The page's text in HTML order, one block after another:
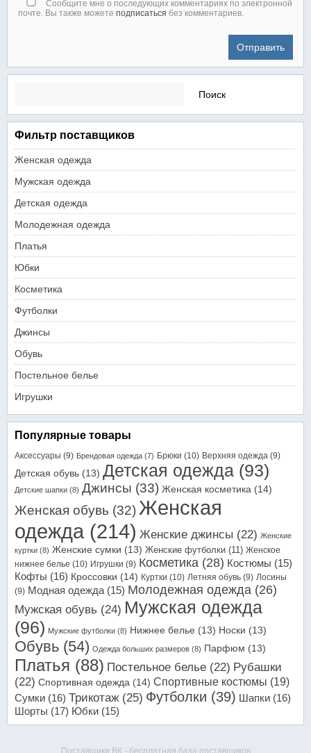
Сообщите мне о последующих комментариях по электронной
почте. Вы также можете подписаться без комментариев.
Найти:
Фильтр поставщиков
Женская одежда
Мужская одежда
Детская одежда
Молодежная одежда
Платья
Юбки
Косметика
Футболки
Джинсы
Обувь
Постельное белье
Игрушки
Популярные товары
Аксессуары (9) Брендовая одежда (7) Брюки (10) Верхняя одежда (9)
Детская обувь (13) Детская одежда (93)
Детские шапки (8) Джинсы (33) Женская косметика (14)
Женская обувь (32) Женская
одежда (214) Женские джинсы (22) Женские
куртки (8) Женские сумки (13) Женские футболки (11) Женское
нижнее белье (10) Игрушки (9) Косметика (28) Костюмы (15)
Кофты (16) Кроссовки (14) Куртки (10) Летняя обувь (9) Лосины
(9) Модная одежда (15) Молодежная одежда (26)
Мужская обувь (24) Мужская одежда
(96) Мужские футболки (8) Нижнее белье (13) Носки (13)
Обувь (54) Одежда больших размеров (8) Парфюм (13)
Платья (88) Постельное белье (22) Рубашки
(22) Спортивная одежда (14) Спортивные костюмы (19)
Сумки (16) Трикотаж (25) Футболки (39) Шапки (16)
Шорты (17) Юбки (15)
Поставщики ВК - бесплатная база поставщиков